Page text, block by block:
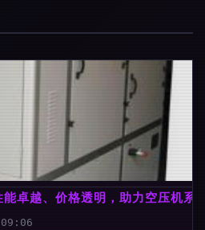
卓越、价格透明，助力空压机系